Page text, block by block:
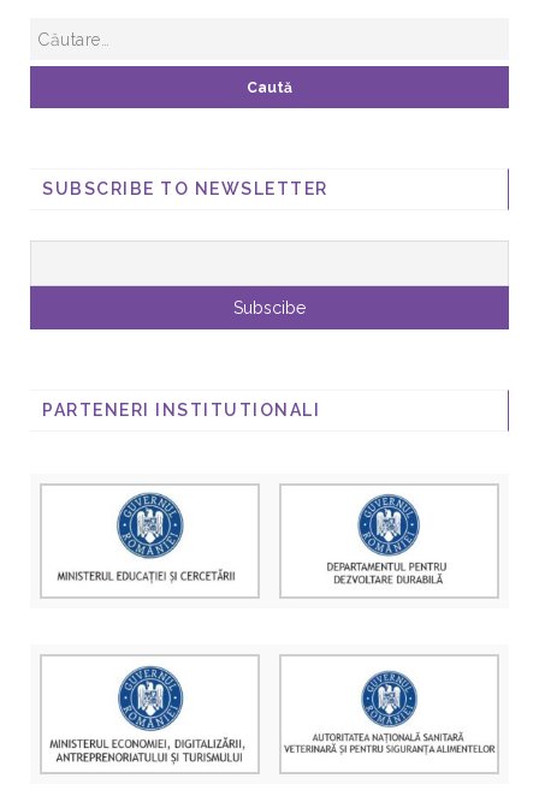
SUBSCRIBE TO NEWSLETTER
PARTENERI INSTITUTIONALI